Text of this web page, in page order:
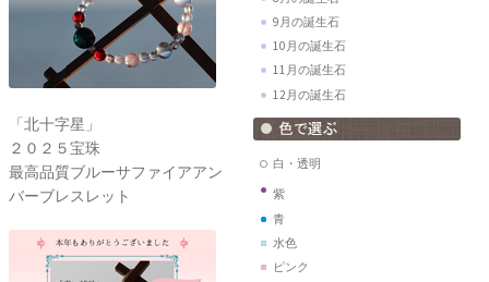
「北十字星」
２０２５宝珠
最高品質ブルーサファイアアン
バーブレスレット
9月の誕生石
10月の誕生石
11月の誕生石
12月の誕生石
白・透明
紫
青
水色
ピンク